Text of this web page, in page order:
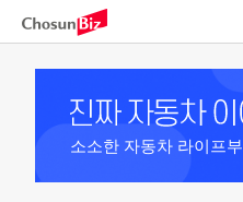
소소한 자동차 라이프